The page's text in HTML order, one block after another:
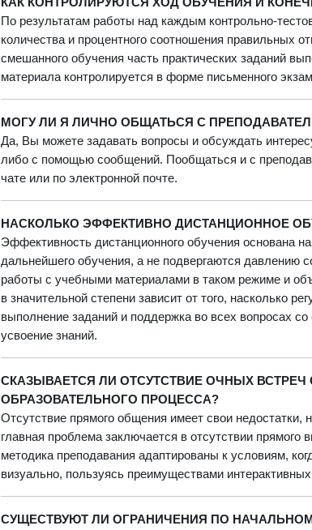
По результатам работы над каждым контрольно-
количества и процентного соотношения правильных
смешанного обучения часть практических заданий
материала контролируется в форме письменного
МОГУ ЛИ Я ЛИЧНО ОБЩАТЬСЯ С
Да, Вы можете задавать вопросы и обсуждать
либо с помощью сообщений. Пообщаться и с
чате или по электронной почте.
НАСКОЛЬКО ЭФФЕКТИВНО ДИСТАНЦИОННОЕ
Эффективность дистанционного обучения основана
дальнейшего обучения, а не подвергаются давлению
работы с учебными материалами в таком режиме и
в значительной степени зависит от того, насколько
выполнение заданий и поддержка во всех вопросах
усвоение знаний.
СКАЗЫВАЕТСЯ ЛИ ОТСУТСТВИЕ ОЧНЫХ
ОБРАЗОВАТЕЛЬНОГО ПРОЦЕССА?
Отсутствие прямого общения имеет свои недостатки,
главная проблема заключается в отсутствии
методика преподавания адаптированы к условиям,
визуально, пользуясь преимуществами
СУЩЕСТВУЮТ ЛИ ОГРАНИЧЕНИЯ ПО